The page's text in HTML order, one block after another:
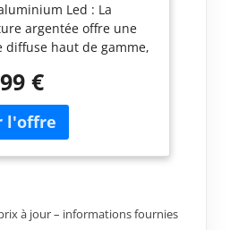
V，avec
PC Laiteux,
et Clip de
pour Bande LED
× 2m)
Led : La
argentée offre une
diffuse haut de gamme,
effet lumineux plus
et souhaitable.
du profilé en
à 45° : les câbles
être facilement
(LED Strips/bande
€
à jour – informations fournies